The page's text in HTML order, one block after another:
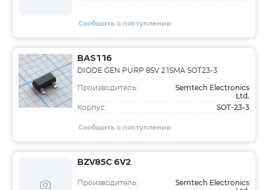
Сообщить о поступлении
BAS116
DIODE GEN PURP 85V 215MA SOT23-3
Производитель:
Semtech Electronics
Ltd.
Корпус: SOT-23-3
Сообщить о поступлении
BZV85C 6V2
Производитель:
Semtech Electronics